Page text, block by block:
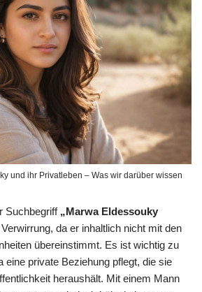
und ihr Privatleben – Was wir darüber wissen
Suchbegriff „Marwa Eldessouky
da er inhaltlich nicht mit den
übereinstimmt. Es ist wichtig zu
eine private Beziehung pflegt, die sie
heraushält. Mit einem Mann